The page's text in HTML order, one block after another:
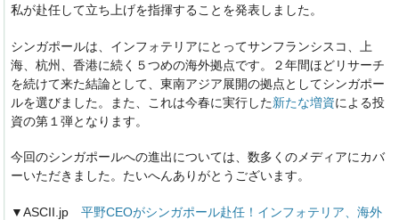
私が赴任して立ち上げを指揮することを発表しました。
シンガポールは、インフォテリアにとってサンフランシスコ、上
海、杭州、香港に続く５つめの海外拠点です。２年間ほどリサーチ
を続けて来た結論として、東南アジア展開の拠点としてシンガポー
ルを選びました。また、これは今春に実行した新たな増資による投
資の第１弾となります。
今回のシンガポールへの進出については、数多くのメディアにカバ
ーいただきました。たいへんありがとうございます。
▼ASCII.jp平野CEOがシンガポール赴任！インフォテリア、海外